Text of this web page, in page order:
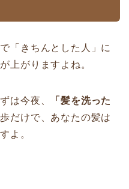
「きちんとした人」に
上がりますよね。
は今夜、
「髪を洗った
だけで、あなたの髪は
よ。